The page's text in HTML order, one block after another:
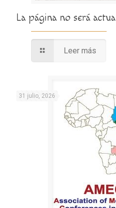
La página no será
Leer más
31 julio, 2026